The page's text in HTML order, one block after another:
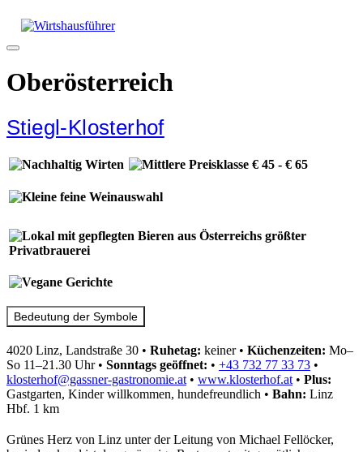
Inhalt
Menü
Oberösterreich
Stiegl-Klosterhof
Bedeutung der Symbole
4020 Linz, Landstraße 30 • Ruhetag: keiner• Küchenzeiten: Mo–
So 11–21.30 Uhr• Sonntags geöffnet: • +43 732 77 33 73 •
klosterhof@gassner-gastronomie.at • www.klosterhof.at • Plus:
Gastgarten, Kinder willkommen, hundefreundlich • Bahn: Linz
Hbf. 1 km
Grünes Herz von Linz unter der Leitung von Michael Fellöcker,